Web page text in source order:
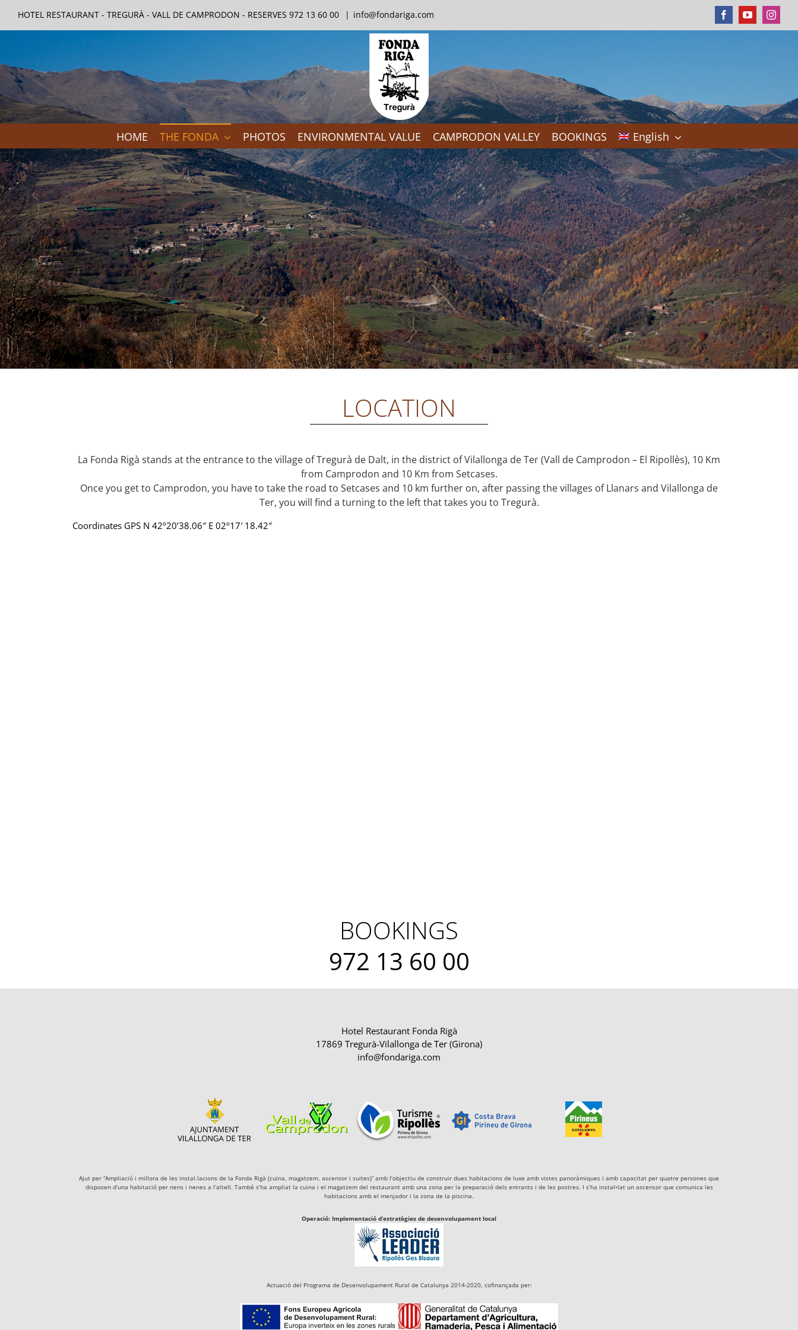
content
HOTEL RESTAURANT - TREGURÀ - VALL DE CAMPRODON - RESERVES 972 13 60 00 | info@fondariga.com FacebookYouTube
HOME THE FONDA PHOTOS ENVIRONMENTAL VALUE CAMPRODON VALLEY BOOKINGS English
LOCATION
La Fonda Rigà stands at the entrance to the village of Tregurà de Dalt, in the district of Vilallonga de Ter (Vall de Camprodon – El Ripollès), 10 Km
from Camprodon and 10 Km from Setcases.
Once you get to Camprodon, you have to take the road to Setcases and 10 km further on, after passing the villages of Llanars and Vilallonga de
Ter, you will find a turning to the left that takes you to Tregurà.
Coordinates GPS N 42º20’38.06″ E 02º17′ 18.42″
BOOKINGS
972 13 60 00
Hotel Restaurant Fonda Rigà
17869 Tregurà-Vilallonga de Ter (Girona)
info@fondariga.com
Ajut per “Ampliació i millora de les instal.lacions de la Fonda Rigà (cuina, magatzem, ascensor i suites)” amb l’objectiu de construir dues habitacions de luxe amb vistes panoràmiques i amb capacitat per quatre persones que
disposen d’una habitació per nens i nenes a l’altell. També s’ha ampliat la cuina i el magatzem del restaurant amb una zona per la preparació dels entrants i de les postres. I s’ha instal•lat un ascensor que comunica les
habitacions amb el menjador i la zona de la piscina.
Operació: Implementació d’estratègies de desenvolupament local
Actuació del Programa de Desenvolupament Rural de Catalunya 2014-2020, cofinançada per: